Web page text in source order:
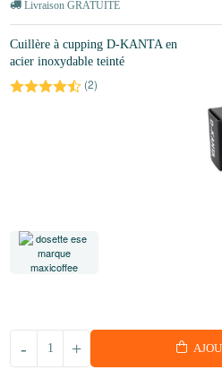
Livraison GRATUITE
Cuillère à cupping D-KANTA en
acier inoxydable teinté
(2)
+
-